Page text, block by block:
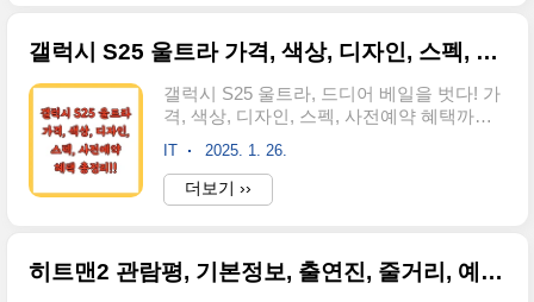
다. 지금부터 '중증외상센터'의 매력 속으로
보공개: 2025. 01. 24장르: 의학 드라마몇부
작: 8부작감독: 이도윤각본: 최태강 (2022년
'아다마스' 집필)방영 플랫폼: 넷플릭스제작
외상센터 넷플릭스 바로가기 중증외상센
갤럭시 S25 울트라 가격, 색상, 디자인, 스펙, 사전예약 혜택 총정리!!
갤럭시 S25 울트라, 드디어 베일을 벗다! 가
격, 색상, 디자인, 스펙, 사전예약 혜택까지
완벽 분석 2025년, 스마트폰 시장의 판도를
뒤흔들 갤럭시 S25 울트라가 드디어 공개되
었습니다! 혁신적인 디자인과 압도적인 성
능으로 무장한 갤럭시 S25 울트라는 공개
요?지금부터 갤럭시 S25 울트라의 가격, 색
IT 2025. 1. 26.
더보기 ››
히트맨2 관람평, 기본정보, 출연진, 줄거리, 예매하기 안내!!